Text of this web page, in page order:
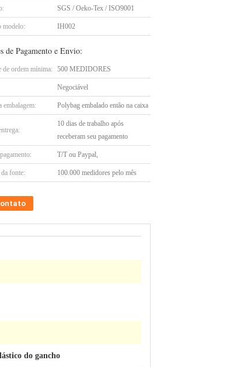
SGS / Oeko-Tex / ISO9001
modelo: IH002
de Pagamento e Envio:
de ordem mínima: 500 MEDIDORES
Negociável
embalagem: Polybag embalado então na caixa
10 dias de trabalho após
receberam seu pagamento
T/T ou Paypal,
fonte: 100.000 medidores pelo mês
do gancho